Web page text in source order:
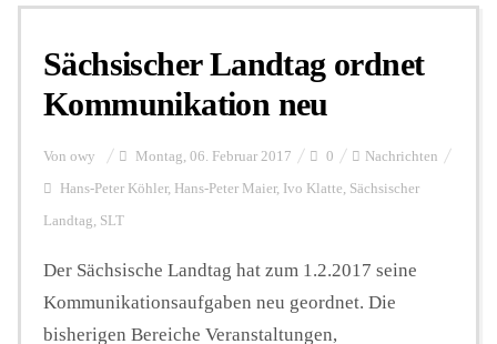
Personalien
Hintergrund
FUNKTURM-Beiträge
Podcast
Sächsischer Landtag ordnet
Kommunikation neu
Von owy Montag, 06. Februar 2017 0 Nachrichten
Hans-Peter Köhler, Hans-Peter Maier, Ivo Klatte, Sächsischer
Landtag, SLT
Der Sächsische Landtag hat zum 1.2.2017 seine
Kommunikationsaufgaben neu geordnet. Die
bisherigen Bereiche Veranstaltungen,